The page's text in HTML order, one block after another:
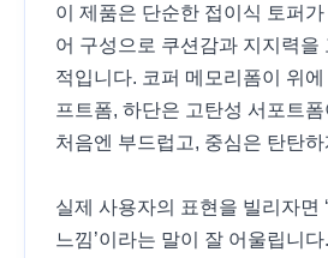
이 제품은 단순한 접이식 토퍼가
어 구성으로 쿠션감과 지지력을
적입니다. 코퍼 메모리폼이 위
프트폼, 하단은 고탄성 서포트
처음엔 부드럽고, 중심은 탄탄
실제 사용자의 표현을 빌리자면
느낌’이라는 말이 잘 어울립니